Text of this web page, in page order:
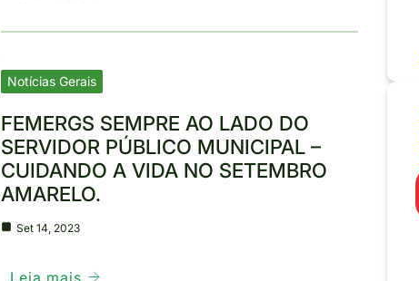
Notícias Gerais
FEMERGS SEMPRE AO LADO DO
SERVIDOR PÚBLICO MUNICIPAL –
CUIDANDO A VIDA NO SETEMBRO
AMARELO.
Set 14, 2023
Leia mais